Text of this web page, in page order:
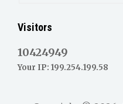
Visitors
10424949
Your IP: 199.254.199.58